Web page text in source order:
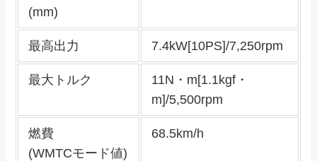
(mm)
最高出力 7.4kW[10PS]/7,250rpm
最大トルク
11N・m[1.1kgf・
m]/5,500rpm
燃費
(WMTCモード値)
68.5km/h